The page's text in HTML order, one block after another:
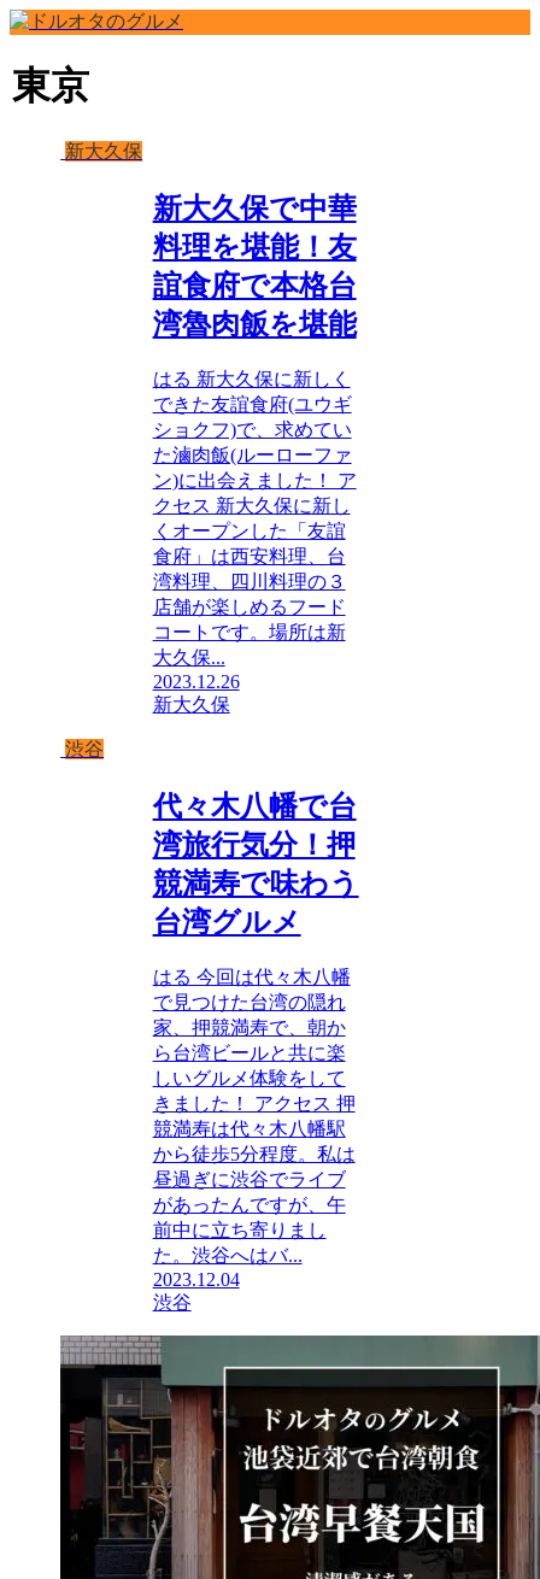
東京
新大久保
新大久保で中華
料理を堪能！友
誼食府で本格台
湾魯肉飯を堪能
はる 新大久保に新しく
できた友誼食府(ユウギ
ショクフ)で、求めてい
た滷肉飯(ルーローファ
ン)に出会えました！ ア
クセス 新大久保に新し
くオープンした「友誼
食府」は西安料理、台
湾料理、四川料理の３
店舗が楽しめるフード
コートです。場所は新
大久保...
2023.12.26
新大久保
渋谷
代々木八幡で台
湾旅行気分！押
競満寿で味わう
台湾グルメ
はる 今回は代々木八幡
で見つけた台湾の隠れ
家、押競満寿で、朝か
ら台湾ビールと共に楽
しいグルメ体験をして
きました！ アクセス 押
競満寿は代々木八幡駅
から徒歩5分程度。私は
昼過ぎに渋谷でライブ
があったんですが、午
前中に立ち寄りまし
た。渋谷へはバ...
2023.12.04
渋谷